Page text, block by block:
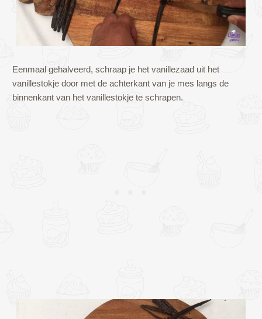
Eenmaal gehalveerd, schraap je het vanillezaad uit het
vanillestokje door met de achterkant van je mes langs de
binnenkant van het vanillestokje te schrapen.